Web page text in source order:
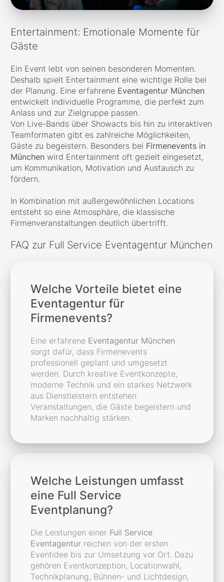
Entertainment: Emotionale Momente für
Gäste
Ein Event lebt von seinen besonderen Momenten.
Deshalb spielt Entertainment eine wichtige Rolle bei
der Planung. Eine erfahrene Eventagentur München
entwickelt individuelle Programme, die perfekt zum
Anlass und zur Zielgruppe passen.
Von Live-Bands über Showacts bis hin zu interaktiven
Teamformaten gibt es zahlreiche Möglichkeiten,
Gäste zu begeistern. Besonders bei Firmenevents in
Münchenwird Entertainment oft gezielt eingesetzt,
um Kommunikation, Motivation und Austausch zu
fördern.
In Kombination mit außergewöhnlichen Locations
entsteht so eine Atmosphäre, die klassische
Firmenveranstaltungen deutlich übertrifft.
FAQ zur Full Service Eventagentur München
Welche Vorteile bietet eine
Eventagentur für
Firmenevents?
Eine erfahrene Eventagentur München
sorgt dafür, dass Firmenevents
professionell geplant und umgesetzt
werden. Durch kreative Eventkonzepte,
moderne Technik und ein starkes Netzwerk
aus Dienstleistern entstehen
Veranstaltungen, die Gäste begeistern und
Marken nachhaltig stärken.
Welche Leistungen umfasst
eine Full Service
Eventplanung?
Die Leistungen einer Full Service
Eventagenturreichen von der ersten
Eventidee bis zur Umsetzung vor Ort. Dazu
gehören Eventkonzeption, Locationwahl,
Technikplanung, Bühnen- und Lichtdesign,